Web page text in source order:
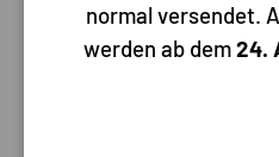
Oog dia 20 mm.
Volume/inhoud: 21 ltr
normal versendet.
werden ab dem24.